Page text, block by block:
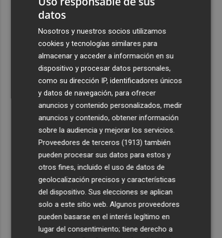
datos
Nosotros y nuestros socios utilizamos
cookies y tecnologías similares para
almacenar y acceder a información en su
dispositivo y procesar datos personales,
como su dirección IP, identificadores únicos
y datos de navegación, para ofrecer
anuncios y contenido personalizados, medir
anuncios y contenido, obtener información
sobre la audiencia y mejorar los servicios.
Proveedores de terceros (1913) también
pueden procesar sus datos para estos y
otros fines, incluido el uso de datos de
geolocalización precisos y características
del dispositivo. Sus elecciones se aplican
solo a este sitio web. Algunos proveedores
pueden basarse en el interés legítimo en
lugar del consentimiento; tiene derecho a